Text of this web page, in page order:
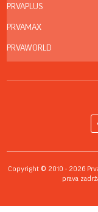
PRVAPLUS
PRVAMAX
PRVAWORLD
Copyright © 2010 - 2026
prava